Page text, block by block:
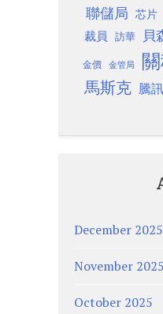
聯儲局 芯片
裁員 訪華 貝
金價 金管局
馬斯克 騰訊
December 2025
November 2025
October 2025